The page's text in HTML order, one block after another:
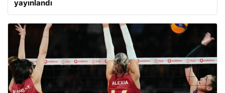
yayınlandı